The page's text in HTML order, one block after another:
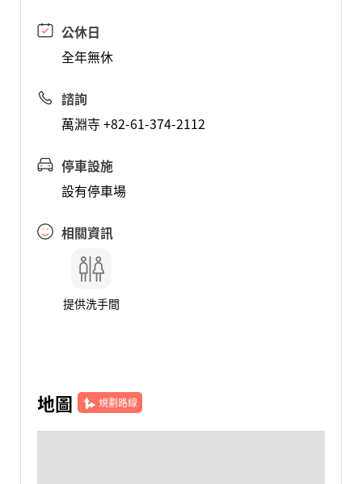
公休日
全年無休
諮詢
萬淵寺 +82-61-374-2112
停車設施
設有停車場
相關資訊
提供洗手間
地圖 規劃路線